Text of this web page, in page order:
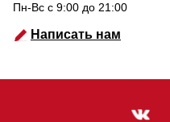
Пн-Вс c 9:00 до 21:00
Написать нам